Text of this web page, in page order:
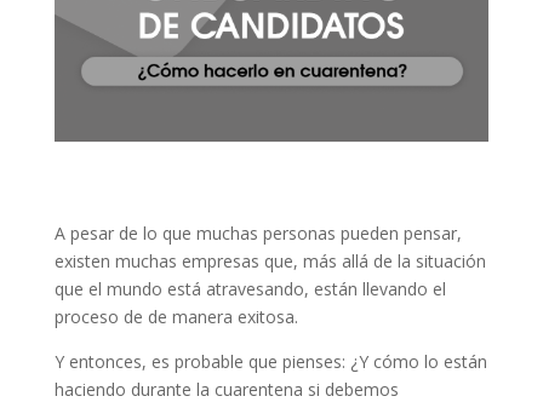
A pesar de lo que muchas personas pueden pensar,
existen muchas empresas que, más allá de la situación
que el mundo está atravesando, están llevando el
proceso de de manera exitosa.
Y entonces, es probable que pienses: ¿Y cómo lo están
haciendo durante la cuarentena si debemos